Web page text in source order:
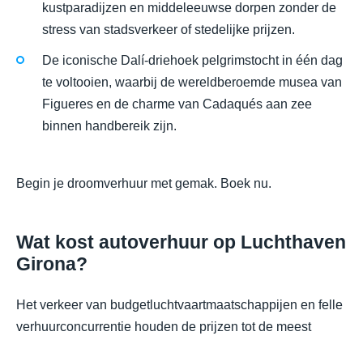
kustparadijzen en middeleeuwse dorpen zonder de
stress van stadsverkeer of stedelijke prijzen.
De iconische Dalí-driehoek pelgrimstocht in één dag
te voltooien, waarbij de wereldberoemde musea van
Figueres en de charme van Cadaqués aan zee
binnen handbereik zijn.
Begin je droomverhuur met gemak. Boek nu.
Wat kost autoverhuur op Luchthaven
Girona?
Het verkeer van budgetluchtvaartmaatschappijen en felle
verhuurconcurrentie houden de prijzen tot de meest